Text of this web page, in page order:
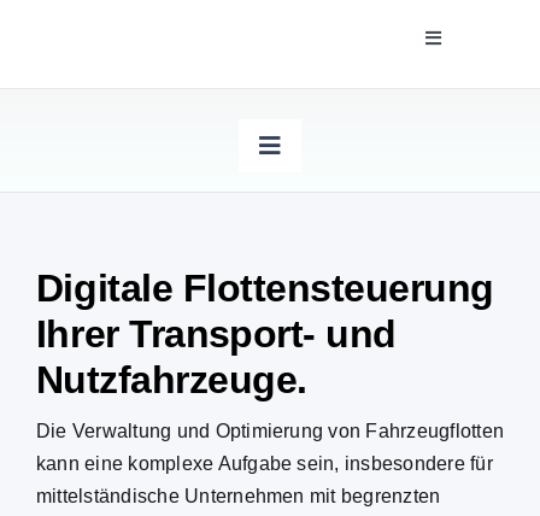
Toggle
Toggle
WAREHOUSE MAXX
CRM MAXX
TOUR MAXX
Digitale Flottensteuerung
IhrerTransport- und
Nutzfahrzeuge.
Die Verwaltung und Optimierung von Fahrzeugflotten
kann eine komplexe Aufgabe sein, insbesondere für
mittelständische Unternehmen mit begrenzten